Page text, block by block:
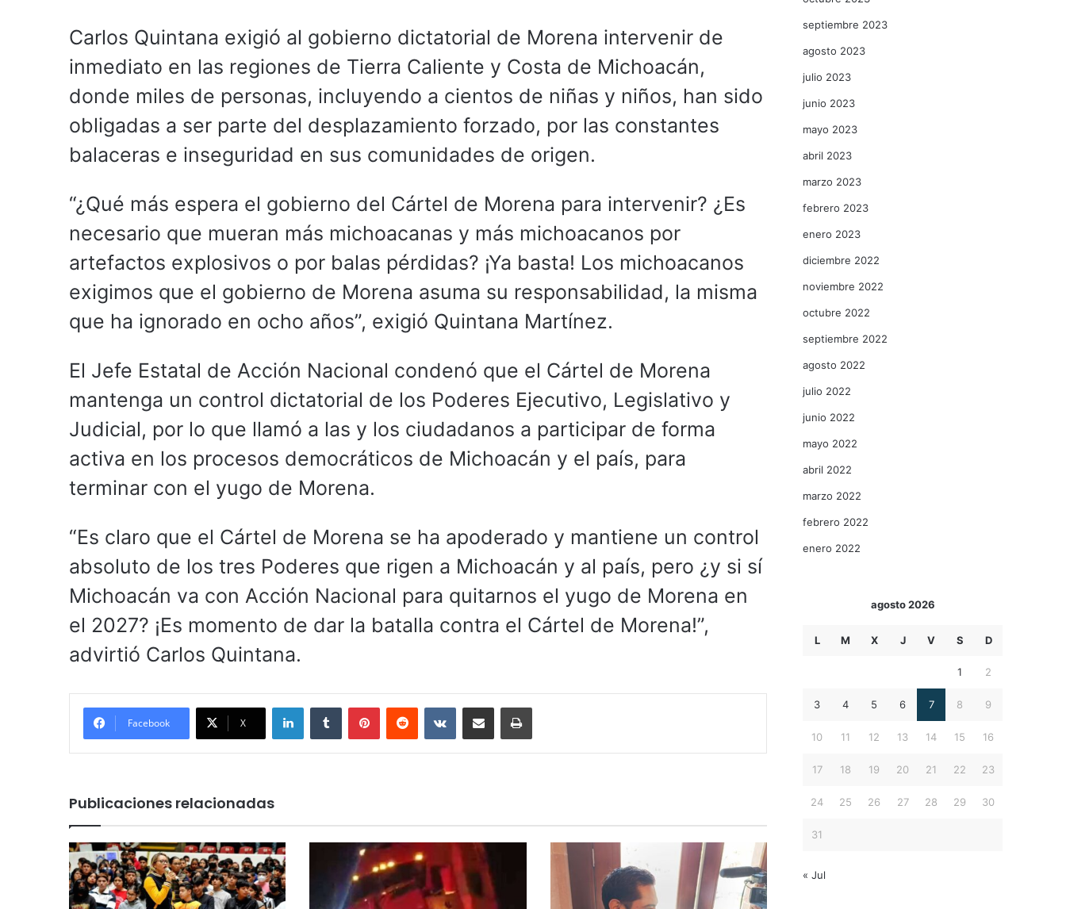
Carlos Quintana exigió al gobierno dictatorial de Morena intervenir de
inmediato en las regiones de Tierra Caliente y Costa de Michoacán,
donde miles de personas, incluyendo a cientos de niñas y niños, han sido
obligadas a ser parte del desplazamiento forzado, por las constantes
balaceras e inseguridad en sus comunidades de origen.
“¿Qué más espera el gobierno del Cártel de Morena para intervenir? ¿Es
necesario que mueran más michoacanas y más michoacanos por
artefactos explosivos o por balas pérdidas? ¡Ya basta! Los michoacanos
exigimos que el gobierno de Morena asuma su responsabilidad, la misma
que ha ignorado en ocho años”, exigió Quintana Martínez.
El Jefe Estatal de Acción Nacional condenó que el Cártel de Morena
mantenga un control dictatorial de los Poderes Ejecutivo, Legislativo y
Judicial, por lo que llamó a las y los ciudadanos a participar de forma
activa en los procesos democráticos de Michoacán y el país, para
terminar con el yugo de Morena.
“Es claro que el Cártel de Morena se ha apoderado y mantiene un control
absoluto de los tres Poderes que rigen a Michoacán y al país, pero ¿y si sí
Michoacán va con Acción Nacional para quitarnos el yugo de Morena en
el 2027? ¡Es momento de dar la batalla contra el Cártel de Morena!”,
advirtió Carlos Quintana.
Facebook X
LinkedInTumblr PinterestReddit VKontakteCompartir por correo electrónicoImprimir
Publicaciones relacionadas
septiembre 2023
agosto 2023
julio 2023
junio 2023
mayo 2023
abril 2023
marzo 2023
febrero 2023
enero 2023
diciembre 2022
noviembre 2022
octubre 2022
septiembre 2022
agosto 2022
julio 2022
junio 2022
mayo 2022
abril 2022
marzo 2022
febrero 2022
enero 2022
agosto 2026
L M X J V S D
1 2
3 4 5 6 7 8 9
10 11 12 13 14 15 16
17 18 19 20 21 22 23
24 25 26 27 28 29 30
31
« Jul